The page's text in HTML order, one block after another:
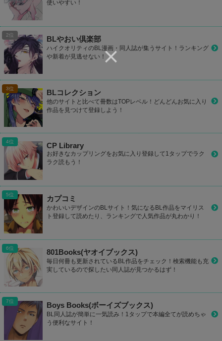
使いやすい！
BLやおい倶楽部
ハイクオリティのBL漫画・同人誌が集うサイト！ランキング
や新着が見逃せない！
BLコレクション
他のサイトと比べて冊数はTOPレベル！どんどんお気に入り
作品を見つけて登録しよう！
CP Library
お好きなカップリングをお気に入り登録して1タップでラク
ラク読もう！
カプコミ
かわいいデザインのBLサイト！気になるBL作品をマイリス
ト登録して読めたり、ランキングで人気作品が丸わかり！
801Books(ヤオイブックス)
毎日何冊も更新されているBL作品をチェック！検索機能も充
実しているので探したい同人誌が見つかるはず！
Boys Books(ボーイズブックス)
BL同人誌が簡単に一気読み！1タップで本編全てが読めちゃ
う便利なサイト！